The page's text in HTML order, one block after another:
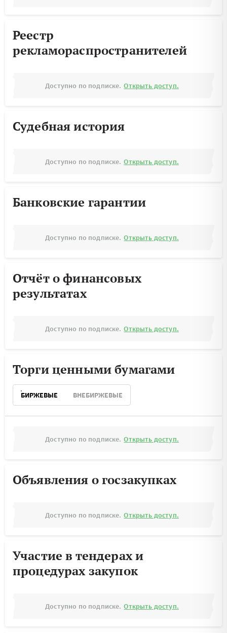
Реестр
рекламораспространителей
Доступно по подписке. Открыть доступ.
Судебная история
Доступно по подписке. Открыть доступ.
Банковские гарантии
Доступно по подписке. Открыть доступ.
Отчёт о финансовых
результатах
Доступно по подписке. Открыть доступ.
Торги ценными бумагами
БИРЖЕВЫЕ ВНЕБИРЖЕВЫЕ
Доступно по подписке. Открыть доступ.
Объявления о госзакупках
Доступно по подписке. Открыть доступ.
Участие в тендерах и
процедурах закупок
Доступно по подписке. Открыть доступ.